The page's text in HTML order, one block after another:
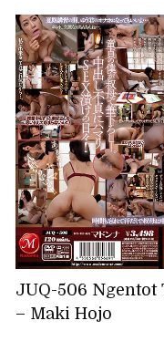
JUQ-506 Ngentot
– Maki Hojo